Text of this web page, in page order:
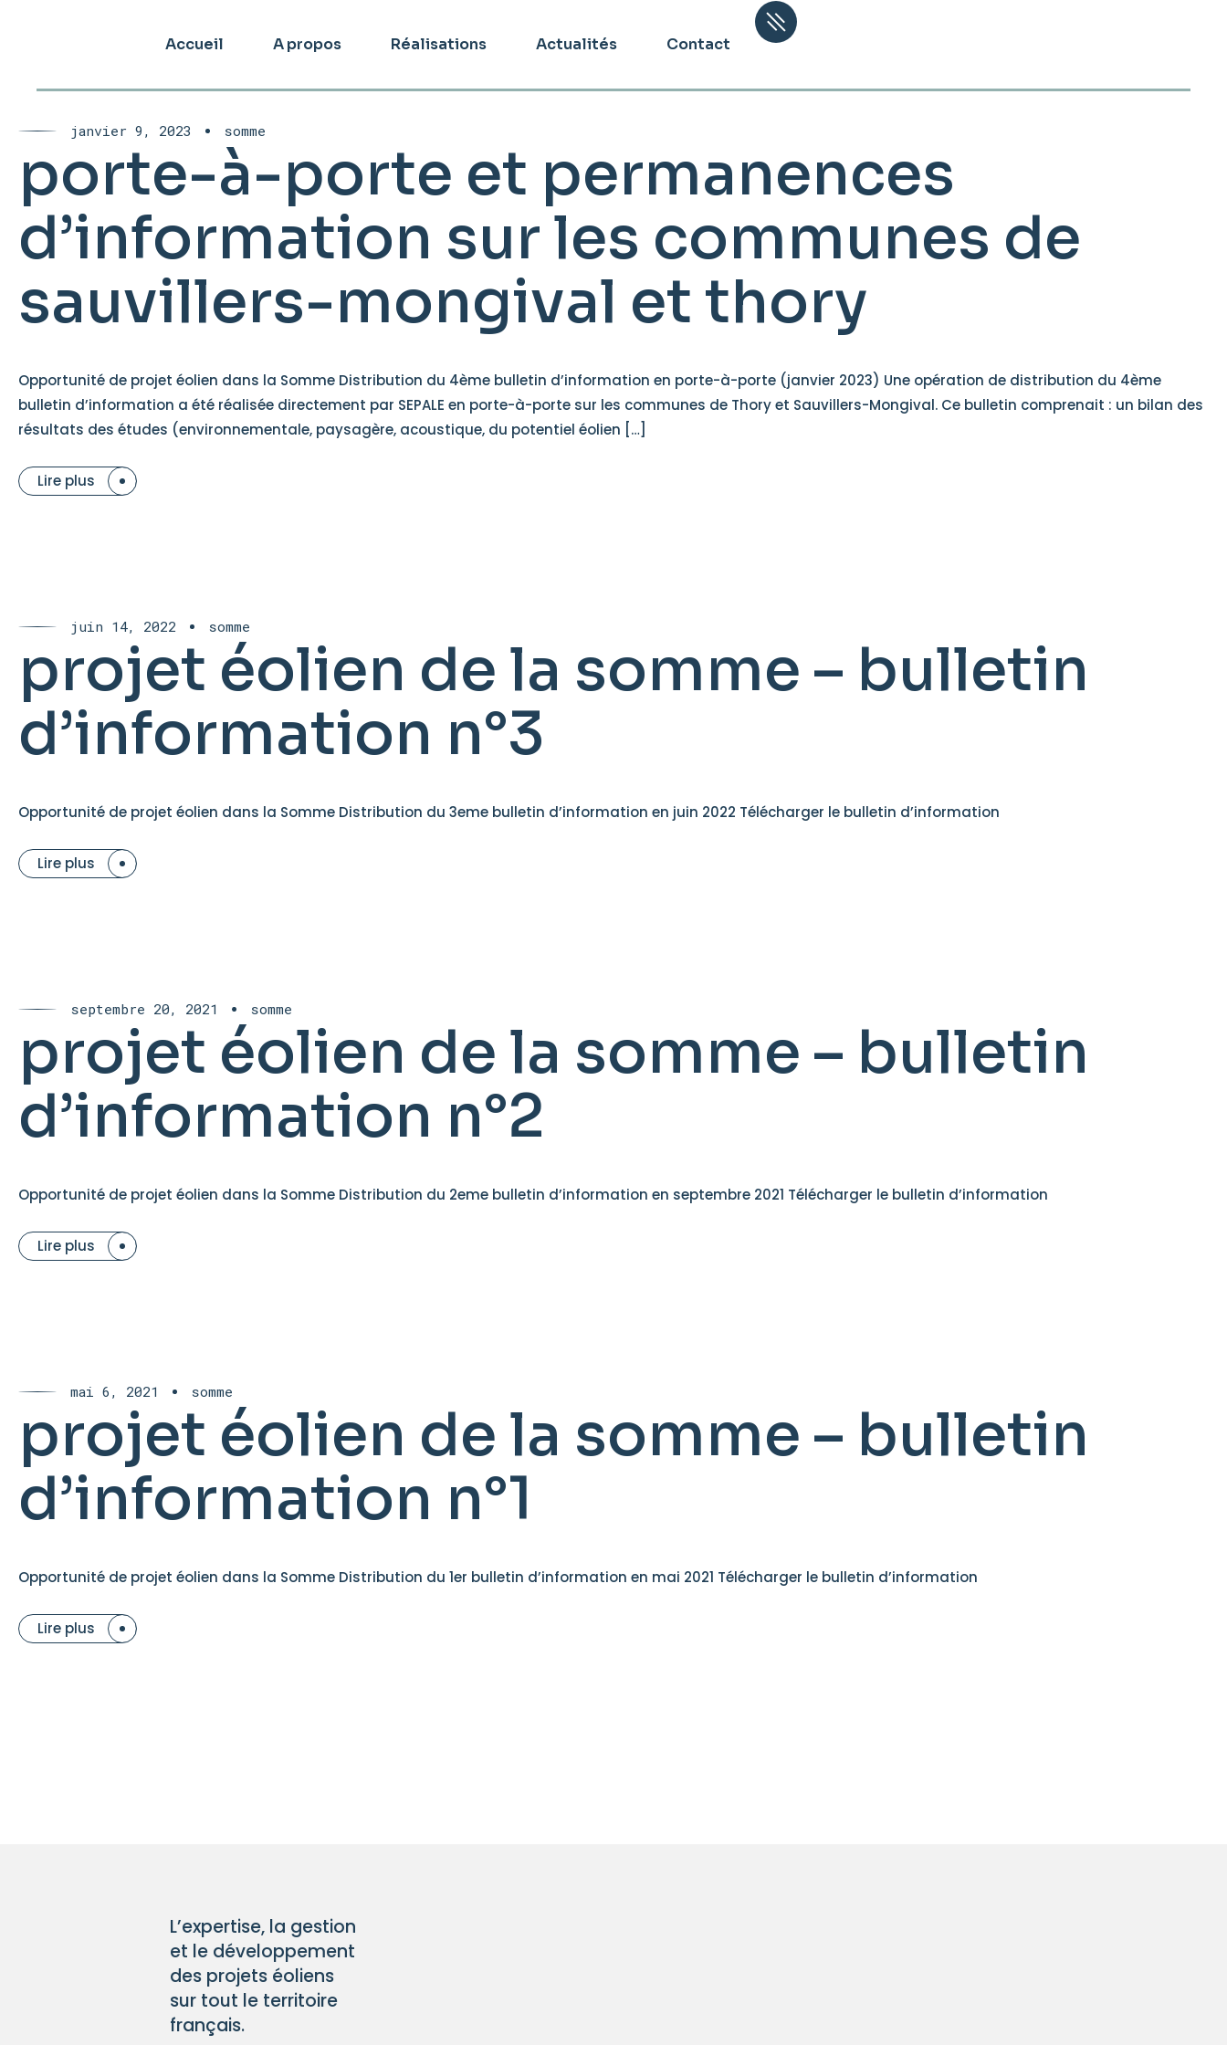
Accueil A propos Réalisations Actualités Contact
janvier 9, 2023 somme
porte-à-porte et permanences
d’information sur les communes de
sauvillers-mongival et thory
Opportunité de projet éolien dans la Somme Distribution du 4ème bulletin d’information en porte-à-porte (janvier 2023) Une opération de distribution du 4ème
bulletin d’information a été réalisée directement par SEPALE en porte-à-porte sur les communes de Thory et Sauvillers-Mongival. Ce bulletin comprenait : un bilan des
résultats des études (environnementale, paysagère, acoustique, du potentiel éolien […]
Lire plus
juin 14, 2022 somme
projet éolien de la somme – bulletin
d’information n°3
Opportunité de projet éolien dans la Somme Distribution du 3eme bulletin d’information en juin 2022 Télécharger le bulletin d’information
Lire plus
septembre 20, 2021 somme
projet éolien de la somme – bulletin
d’information n°2
Opportunité de projet éolien dans la Somme Distribution du 2eme bulletin d’information en septembre 2021 Télécharger le bulletin d’information
Lire plus
mai 6, 2021 somme
projet éolien de la somme – bulletin
d’information n°1
Opportunité de projet éolien dans la Somme Distribution du 1er bulletin d’information en mai 2021 Télécharger le bulletin d’information
Lire plus
L’expertise, la gestion
et le développement
des projets éoliens
sur tout le territoire
français.